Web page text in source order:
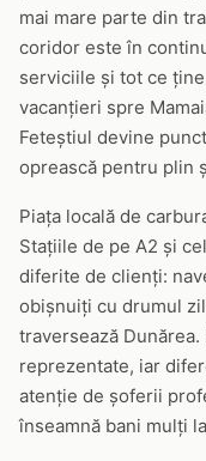
mai mare parte din
coridor este în
serviciile și tot ce
vacanțieri spre
Feteștiul devine
oprească pentru plin
Piața locală de
Stațiile de pe A2 și
diferite de clienți:
obișnuiți cu drumul
traversează
reprezentate, iar
atenție de șoferii
înseamnă bani mulți